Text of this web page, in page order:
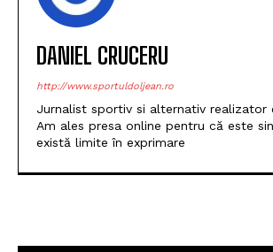
DANIEL CRUCERU
http://www.sportuldoljean.ro
Jurnalist sportiv si alternativ realizator
Am ales presa online pentru că este
există limite în exprimare